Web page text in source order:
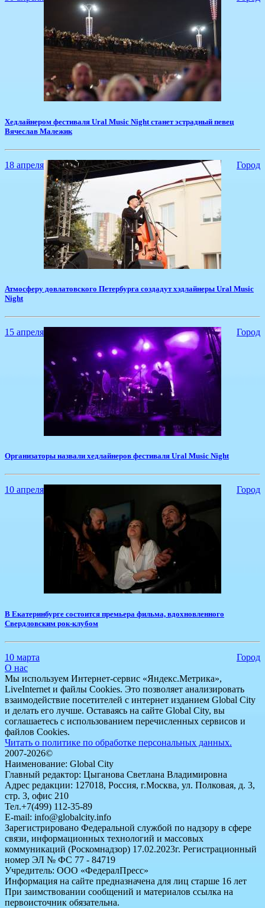
Хедлайнером фестиваля Ural Music Night станет эстрадный певец
Вячеслав Малежик
18 апреля Город
Атмосферу довлатовского Петербурга создадут хэдлайнеры Ural Music
Night
15 апреля Город
Организаторы назвали хедлайнеров фестиваля Ural Music Night
10 апреля Город
В Екатеринбурге состоится премьера фильма, вдохновленного
Свердловским рок-клубом
10 марта
Город
О нас
Мы используем Интернет-сервис «Яндекс.Метрика»,
LiveInternet и файлы Cookies. Это позволяет анализировать
взаимодействие посетителей с интернет изданием Global City
и делать его лучше. Оставаясь на сайте Global City, вы
соглашаетесь с использованием перечисленных сервисов и
файлов Cookies.
Читать о политике по обработке персональных данных.
2007-2026©
Наименование: Global City
Главный редактор: Цыганова Светлана Владимировна
Адрес редакции: 127018, Россия, г.Москва, ул. Полковая, д. 3,
стр. 3, офис 210
Тел.+7(499) 112-35-89
E-mail: info@globalcity.info
Зарегистрировано Федеральной службой по надзору в сфере
связи, информационных технологий и массовых
коммуникаций (Роскомнадзор) 17.02.2023г. Регистрационный
номер ЭЛ № ФС 77 - 84719
Учредитель: ООО «ФедералПресс»
Информация на сайте предназначена для лиц старше 16 лет
При заимствовании сообщений и материалов ссылка на
первоисточник обязательна.